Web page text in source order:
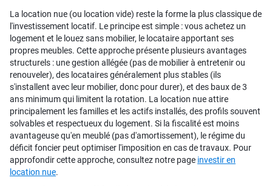
La location nue (ou location vide) reste la forme la plus classique de
l'investissement locatif. Le principe est simple : vous achetez un
logement et le louez sans mobilier, le locataire apportant ses
propres meubles. Cette approche présente plusieurs avantages
structurels : une gestion allégée (pas de mobilier à entretenir ou
renouveler), des locataires généralement plus stables (ils
s'installent avec leur mobilier, donc pour durer), et des baux de 3
ans minimum qui limitent la rotation. La location nue attire
principalement les familles et les actifs installés, des profils souvent
solvables et respectueux du logement. Si la fiscalité est moins
avantageuse qu'en meublé (pas d'amortissement), le régime du
déficit foncier peut optimiser l'imposition en cas de travaux. Pour
approfondir cette approche, consultez notre page investir en
location nue.